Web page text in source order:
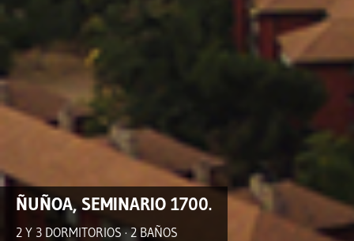
ÑUÑOA, SEMINARIO 1700.
2 Y 3 DORMITORIOS · 2 BAÑOS